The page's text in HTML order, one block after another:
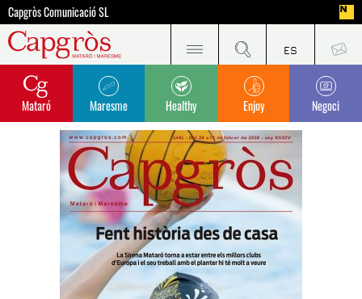
Capgròs Comunicació SL
Mataró Maresme Healthy Enjoy Negoci